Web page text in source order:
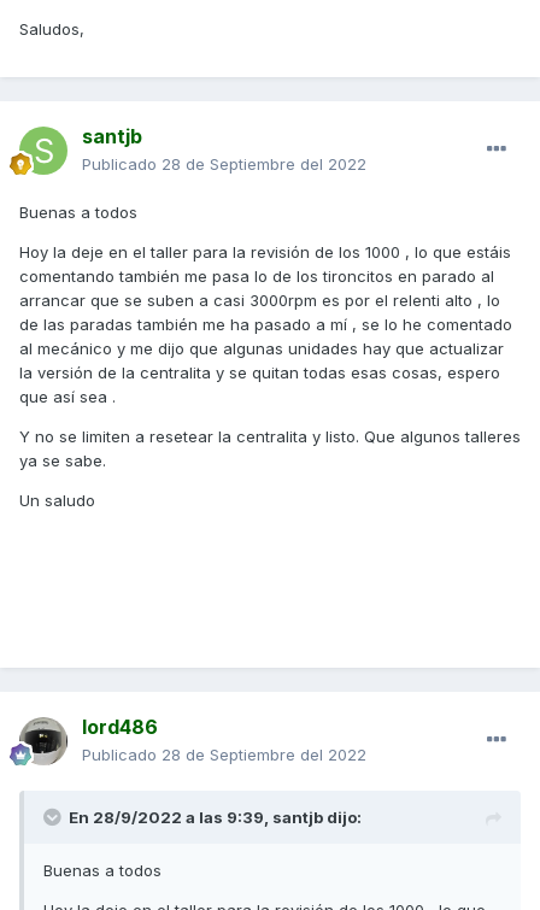
Saludos,
santjb
Publicado 28 de Septiembre del 2022
Buenas a todos
Hoy la deje en el taller para la revisión de los 1000 , lo que estáis
comentando también me pasa lo de los tironcitos en parado al
arrancar que se suben a casi 3000rpm es por el relenti alto , lo
de las paradas también me ha pasado a mí , se lo he comentado
al mecánico y me dijo que algunas unidades hay que actualizar
la versión de la centralita y se quitan todas esas cosas, espero
que así sea .
Y no se limiten a resetear la centralita y listo. Que algunos talleres
ya se sabe.
Un saludo
lord486
Publicado 28 de Septiembre del 2022
En 28/9/2022 a las 9:39, santjb dijo:
Buenas a todos